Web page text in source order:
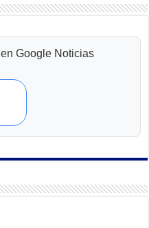
en Google Noticias